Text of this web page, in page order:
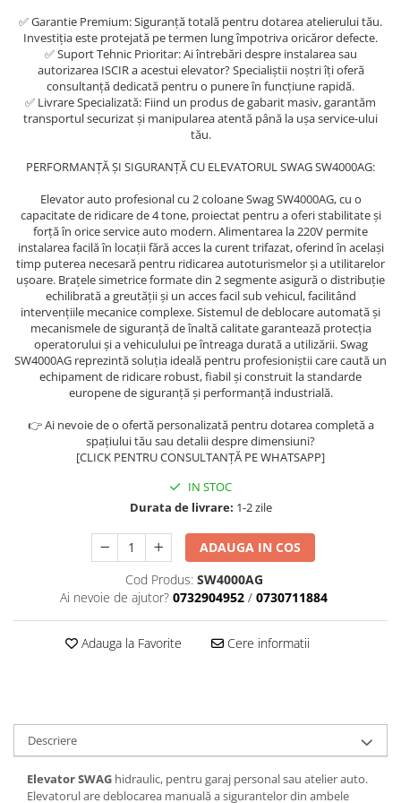
Elevator motociclete
Elevator parcare
Girafa, macara motor
Masa hidraulica
Presa hidraulica stationara
auto
Consumabile spalatorii auto
Curatitor cu presiune
Scule spalatorii auto
Blocaje distributie
Ceas comparator
Scule AdBlue
Scule bujii, bujii incandescente
Scule electrice motor
Scule injectie
Scule injectoare
Scule montat, demontat segmenti
Scule pentru fulii, ax came, curele
si pinioane
Scule sistem racire
Scule turbosuflante
Tester compresie
Scule pentru mecanica
Adaptoare, prelungitoare, reductii
si articulatii cardanice
Antrenor articulat si culisant
Ciocan, levier, dalti si dornuri
Prese si extractoare
Reparat filete
Scule diverse mecanica
Scule Pneumatice
Scule sistem franare
Scule speciale
Scule suspensie
✅ Garantie Premium: Siguranță totală pentru dotarea atelierului tău.
Investiția este protejată pe termen lung împotriva oricăror defecte.
✅ Suport Tehnic Prioritar: Ai întrebări despre instalarea sau
autorizarea ISCIR a acestui elevator? Specialiștii noștri îți oferă
consultanță dedicată pentru o punere în funcțiune rapidă.
✅ Livrare Specializată: Fiind un produs de gabarit masiv, garantăm
transportul securizat și manipularea atentă până la ușa service-ului
tău.
PERFORMANȚĂ ȘI SIGURANȚĂ CU ELEVATORUL SWAG SW4000AG:
Elevator auto profesional cu 2 coloane Swag SW4000AG, cu o
capacitate de ridicare de 4 tone, proiectat pentru a oferi stabilitate și
forță în orice service auto modern. Alimentarea la 220V permite
instalarea facilă în locații fără acces la curent trifazat, oferind în același
timp puterea necesară pentru ridicarea autoturismelor și a utilitarelor
ușoare. Brațele simetrice formate din 2 segmente asigură o distribuție
echilibrată a greutății și un acces facil sub vehicul, facilitând
intervențiile mecanice complexe. Sistemul de deblocare automată și
mecanismele de siguranță de înaltă calitate garantează protecția
operatorului și a vehiculului pe întreaga durată a utilizării. Swag
SW4000AG reprezintă soluția ideală pentru profesioniștii care caută un
echipament de ridicare robust, fiabil și construit la standarde
europene de siguranță și performanță industrială.
👉 Ai nevoie de o ofertă personalizată pentru dotarea completă a
spațiului tău sau detalii despre dimensiuni?
[CLICK PENTRU CONSULTANȚĂ PE WHATSAPP]
IN STOC
Durata de livrare: 1-2 zile
ADAUGA IN COS
Cod Produs: SW4000AG
Ai nevoie de ajutor? 0732904952 / 0730711884
Adauga la Favorite Cere informatii
Descriere
Elevator SWAG hidraulic, pentru garaj personal sau atelier auto.
Elevatorul are deblocarea manuală a sigurantelor din ambele